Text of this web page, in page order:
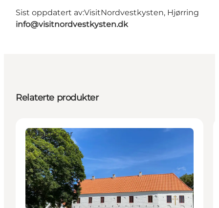
Sist oppdatert av:VisitNordvestkysten, Hjørring
info@visitnordvestkysten.dk
Relaterte produkter
Attraktioner